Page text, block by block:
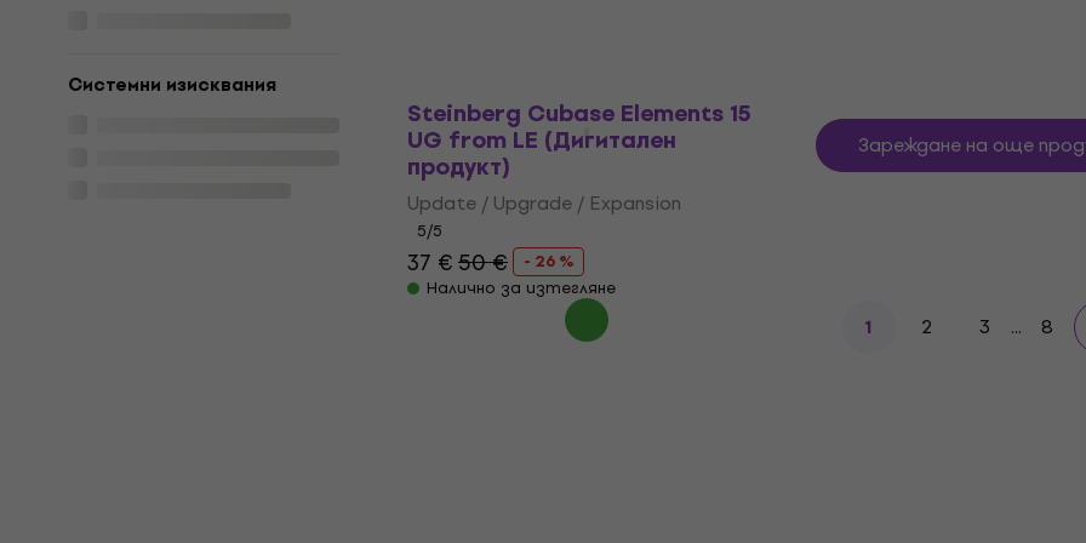
Системни изисквания
Steinberg Cubase Elements 15
UG from LE (Дигитален
продукт)
Update / Upgrade / Expansion
5/5
37 €50 €
- 26 %
Налично за изтегляне
Зареждане на още
1 2 3 ... 8